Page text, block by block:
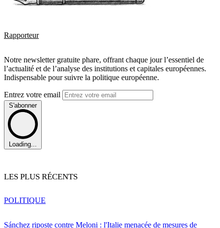
Rapporteur
Notre newsletter gratuite phare, offrant chaque jour l’essentiel de
l’actualité et de l’analyse des institutions et capitales européennes.
Indispensable pour suivre la politique européenne.
Entrez votre email
S'abonner
Loading...
LES PLUS RÉCENTS
Sánchez riposte contre Meloni : l'Italie menacée de mesures de
POLITIQUE